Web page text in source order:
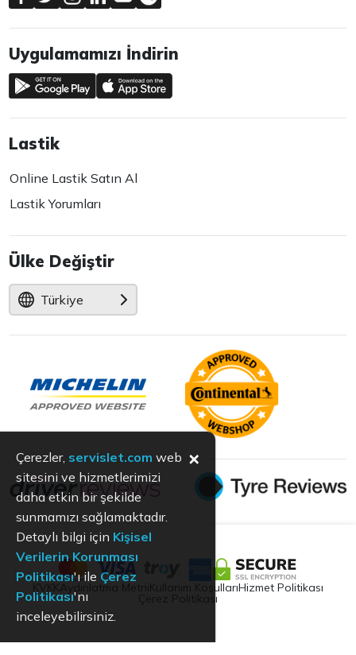
Uygulamamızı İndirin
Lastik
Online Lastik Satın Al
Lastik Yorumları
Ülke Değiştir
Türkiye
Aydınlatma Metni Kullanım KoşullarıHizmet Politikası
Çerez Politikası
Çerezler, servislet.com web
sitesini ve hizmetlerimizi
daha etkin bir şekilde
sunmamızı sağlamaktadır.
Detaylı bilgi için Kişisel
Verilerin Korunması
Politikası'ı ile Çerez
Politikası'nı
inceleyebilirsiniz.
×